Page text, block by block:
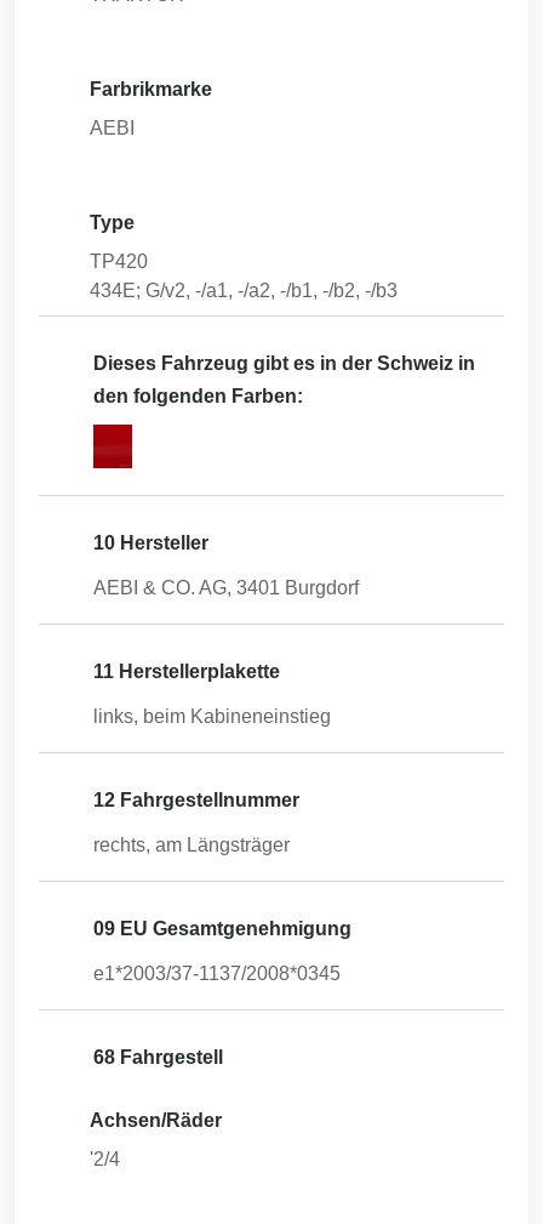
Farbrikmarke
AEBI
Type
TP420
434E; G/v2, -/a1, -/a2, -/b1, -/b2, -/b3
Dieses Fahrzeug gibt es in der Schweiz in
den folgenden Farben:
10 Hersteller
AEBI & CO. AG, 3401 Burgdorf
11 Herstellerplakette
links, beim Kabineneinstieg
12 Fahrgestellnummer
rechts, am Längsträger
09 EU Gesamtgenehmigung
e1*2003/37-1137/2008*0345
68 Fahrgestell
Achsen/Räder
'2/4